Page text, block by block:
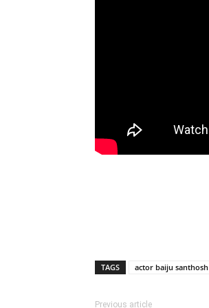
TAGS actor baiju santhosh
Previous article